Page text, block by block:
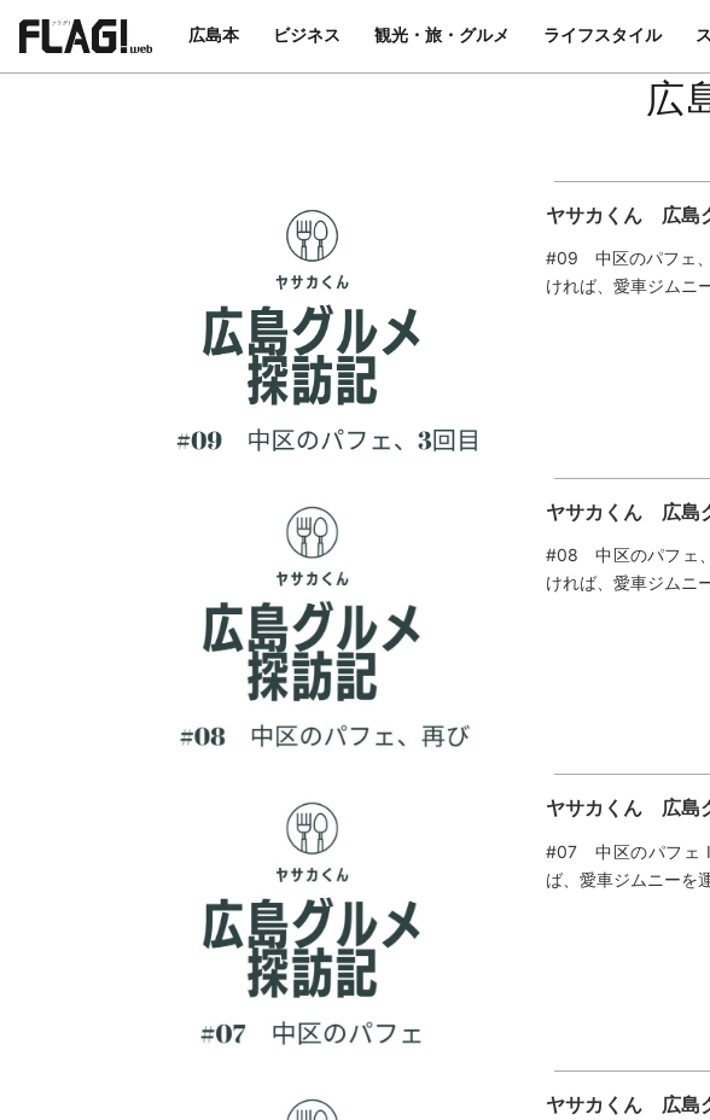
広島本 ビジネス 観光・旅・グルメ ライフスタイル
広
ヤサカくん 広島
#09 中区のパフェ、
ければ、愛車ジムニ
ヤサカくん 広島
#08 中区のパフェ、
ければ、愛車ジムニ
ヤサカくん 広島
#07 中区のパフェ
ば、愛車ジムニーを
ヤサカくん 広島